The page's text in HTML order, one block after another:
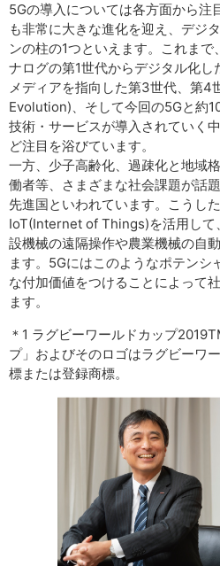
5Gの導入については各方面から注
も非常に大きな進化を迎え、デジ
ンの柱の1つといえます。これま
ナログの第1世代からデジタル化
メディアを指向した第3世代、第4
Evolution)、そして今回の5Gと約
技術・サービスが導入されていく
ど注目を浴びています。
一方、少子高齢化、過疎化と地域
働者等、さまざまな社会課題が話
先進国といわれています。こうし
IoT(Internet of Things)を活用して
設機械の遠隔操作や農業機械の自
ます。5Gにはこのようなポテンシ
な付加価値をつけることによって
ます。
＊1 ラグビーワールドカップ
プ」およびそのロゴはラグビーワ
標または登録商標。